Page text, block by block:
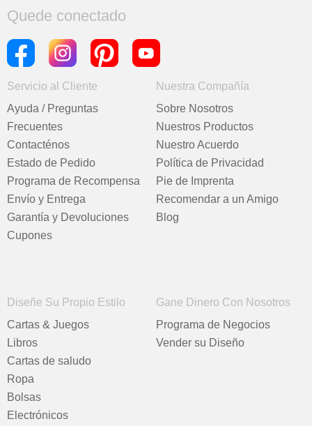
Quede conectado
Servicio al Cliente
Ayuda / Preguntas
Frecuentes
Contacténos
Estado de Pedido
Programa de Recompensa
Envío y Entrega
Garantía y Devoluciones
Cupones
Nuestra Compañía
Sobre Nosotros
Nuestros Productos
Nuestro Acuerdo
Política de Privacidad
Pie de Imprenta
Recomendar a un Amigo
Blog
Diseñe Su Propio Estilo
Cartas & Juegos
Libros
Cartas de saludo
Ropa
Bolsas
Electrónicos
Gane Dinero Con Nosotros
Programa de Negocios
Vender su Diseño